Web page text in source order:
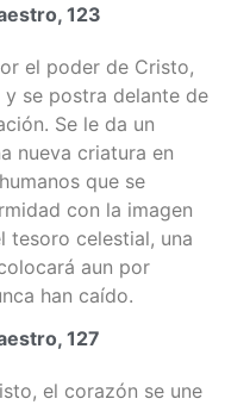
123
el poder de Cristo,
se postra delante de
Se le da un
nueva criatura en
que se
con la imagen
tesoro celestial, una
aun por
han caído.
127
el corazón se une